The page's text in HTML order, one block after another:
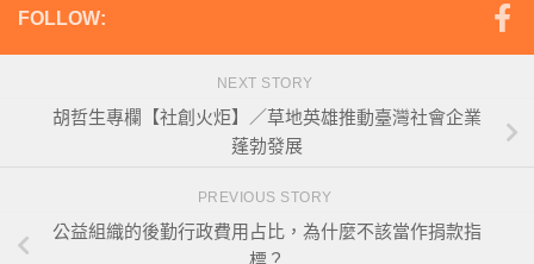
FOLLOW:
NEXT STORY
胡哲生專欄【社創火炬】／草地英雄推動臺灣社會企業
蓬勃發展
PREVIOUS STORY
公益組織的後勤行政費用占比，為什麼不該當作捐款指